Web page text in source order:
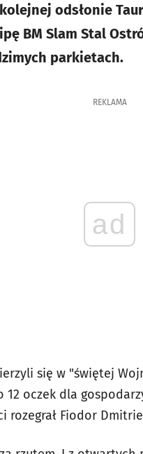
odsłonie
BM Slam Stal
parkietach.
REKLAMA
ad
się w "świętej
12 oczek dla
rozegrał Fiodor